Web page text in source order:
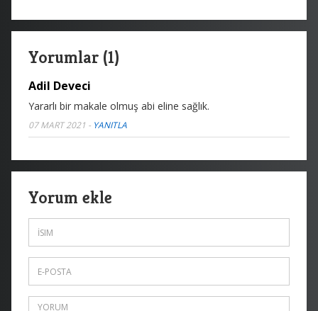
Yorumlar (1)
Adil Deveci
Yararlı bir makale olmuş abi eline sağlık.
07 MART 2021 - YANITLA
Yorum ekle